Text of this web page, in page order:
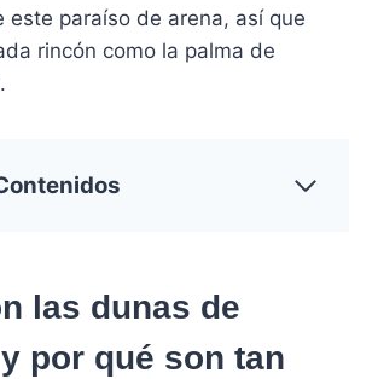
este paraíso de arena, así que
rincón como la palma de
las dunas de
por qué son tan